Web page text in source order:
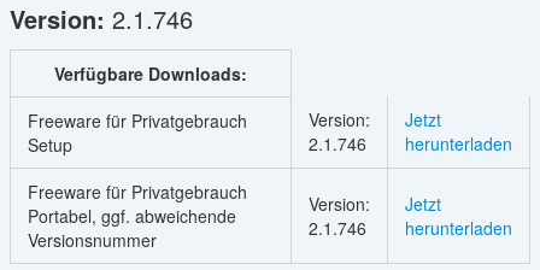
Version: 2.1.746
Verfügbare Downloads:
Freeware für Privatgebrauch
Setup
Version:
2.1.746
Jetzt
herunterladen
Freeware für Privatgebrauch
Portabel, ggf. abweichende
Versionsnummer
Version:
2.1.746
Jetzt
herunterladen